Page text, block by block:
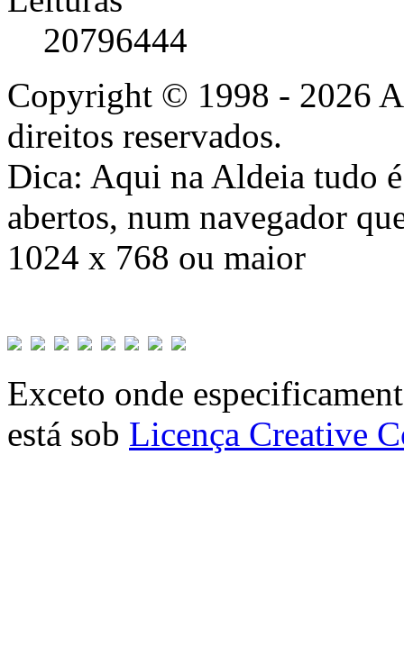
20796444
Copyright © 1998 - 2026
direitos reservados.
Dica: Aqui na Aldeia tudo
abertos, num navegador
1024 x 768 ou maior
Exceto onde
está sob Licença Creative